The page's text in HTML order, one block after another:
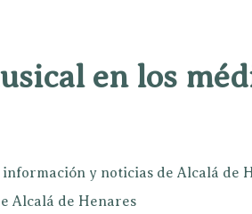
en los
información y noticias de Alcalá de
Alcalá de Henares